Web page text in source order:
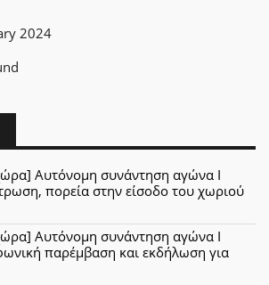
2024
Αυτόνομη συνάντηση αγώνα Ι
πορεία στην είσοδο του χωριού
Αυτόνομη συνάντηση αγώνα Ι
παρέμβαση και εκδήλωση για